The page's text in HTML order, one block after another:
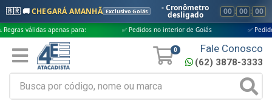
🇧🇷 🚚CHEGARÁ AMANHÃ Exclusivo Goiás - Cronômetro
desligado 00 : 00 : 00
para: ✅ Pedidos no interior de Goiás ✅ Pedidos aprovados até
0 Fale Conosco
(62) 3878-3333